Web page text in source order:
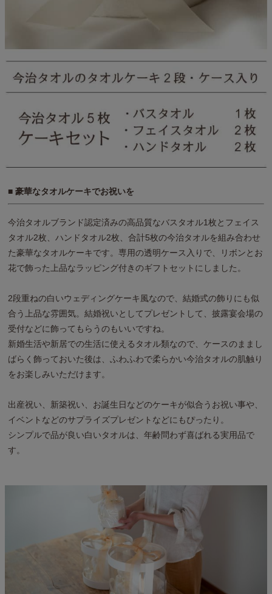
■ 豪華なタオルケーキでお祝いを
今治タオルブランド認定済みの高品質なバスタオル1枚とフェイス
タオル2枚、ハンドタオル2枚、合計5枚の今治タオルを組み合わせ
た豪華なタオルケーキです。専用の透明ケース入りで、リボンとお
花で飾った上品なラッピング付きのギフトセットにしました。
2段重ねの白いウェディングケーキ風なので、結婚式の飾りにも似
合う上品な雰囲気。結婚祝いとしてプレゼントして、披露宴会場の
受付などに飾ってもらうのもいいですね。
新婚生活や新居での生活に使えるタオル類なので、ケースのままし
ばらく飾っておいた後は、ふわふわで柔らかい今治タオルの肌触り
をお楽しみいただけます。
出産祝い、新築祝い、お誕生日などのケーキが似合うお祝い事や、
イベントなどのサプライズプレゼントなどにもぴったり。
シンプルで品が良い白いタオルは、年齢問わず喜ばれる実用品で
す。